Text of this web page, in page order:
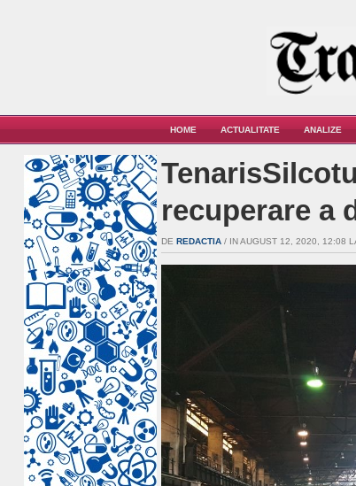
HOME ACTUALITATE ANALIZE
recuperare a
DE REDACTIA / IN AUGUST 12, 2020, 12:08